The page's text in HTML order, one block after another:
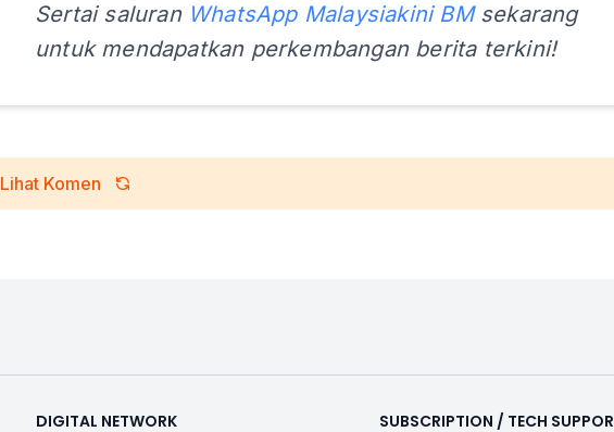
Sertai saluran WhatsApp Malaysiakini BMsekarang
untuk mendapatkan perkembangan berita terkini!
Lihat Komen
DIGITAL NETWORK SUBSCRIPTION / TECH